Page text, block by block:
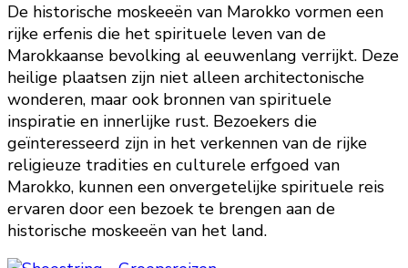
De historische moskeeën van Marokko vormen een
rijke erfenis die het spirituele leven van de
Marokkaanse bevolking al eeuwenlang verrijkt. Deze
heilige plaatsen zijn niet alleen architectonische
wonderen, maar ook bronnen van spirituele
inspiratie en innerlijke rust. Bezoekers die
geïnteresseerd zijn in het verkennen van de rijke
religieuze tradities en culturele erfgoed van
Marokko, kunnen een onvergetelijke spirituele reis
ervaren door een bezoek te brengen aan de
historische moskeeën van het land.